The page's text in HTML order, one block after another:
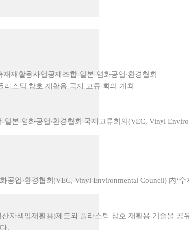
재재활용사업공제조합-일본 염화공업‧환경협회
라스틱 창호 재활용 국제 교류 회의 개최
본 염화공업‧환경협회 국제교류회의(VEC, Vinyl
업‧환경협회(VEC, Vinyl Environmental Council) 內‘
자책임재활용)제도와 플라스틱 창호 재활용 기술을 공
.